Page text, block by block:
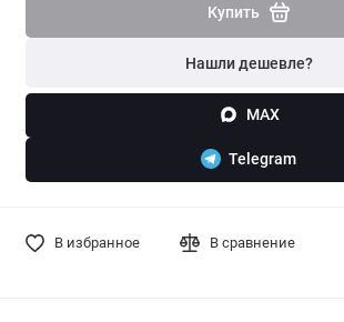
Купить
Нашли дешевле?
MAX
Telegram
В избранное В сравнение